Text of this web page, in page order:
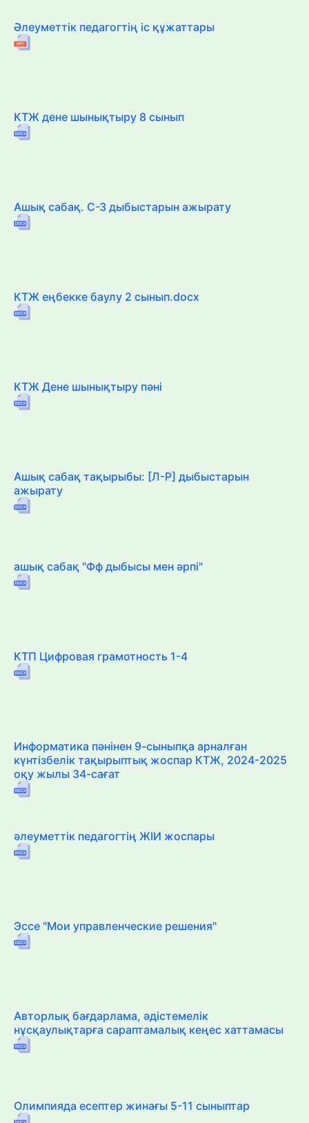
Әлеуметтік педагогтің іс құжаттары
КТЖ дене шынықтыру 8 сынып
Ашық сабақ. С-З дыбыстарын ажырату
КТЖ еңбекке баулу 2 сынып.docx
КТЖ Дене шынықтыру пәні
Ашық сабақ тақырыбы: [Л-Р] дыбыстарын
ажырату
ашық сабақ "Фф дыбысы мен әрпі"
КТП Цифровая грамотность 1-4
Информатика пәнінен 9-сыныпқа арналған
күнтізбелік тақырыптық жоспар КТЖ, 2024-2025
оқу жылы 34-сағат
әлеуметтік педагогтің ЖІИ жоспары
Эссе "Мои управленческие решения"
Авторлық бағдарлама, әдістемелік
нұсқаулықтарға сараптамалық кеңес хаттамасы
Олимпияда есептер жинағы 5-11 сыныптар